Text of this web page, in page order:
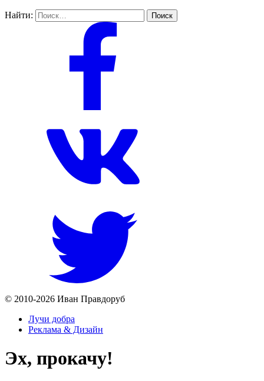
Найти:
© 2010-2026 Иван Правдоруб
Лучи добра
Реклама & Дизайн
Эх, прокачу!